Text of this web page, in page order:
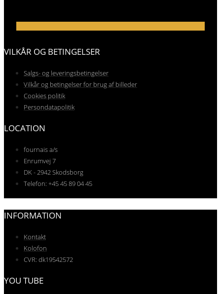
VILKÅR OG BETINGELSER
Salgs- og leveringsbetingelser
Vilkår og betingelser for brug af billeder
Cookies politik
Persondatapolitik
LOCATION
fournais a/s
Enrumvej 7
DK - 2942 Skodsborg
Telefon: +45 45 89 04 45
INFORMATION
Kontakt
Kolofon
CVR: dk19542572
YOU TUBE